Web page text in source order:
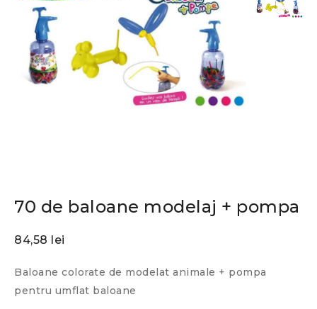
70 de baloane modelaj + pompa
84,58 lei
Baloane colorate de modelat animale + pompa
pentru umflat baloane